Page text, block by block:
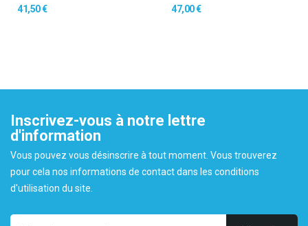
41,50 € 47,00 €
Inscrivez-vous à notre lettre
d'information
Vous pouvez vous désinscrire à tout moment. Vous trouverez
pour cela nos informations de contact dans les conditions
d'utilisation du site.